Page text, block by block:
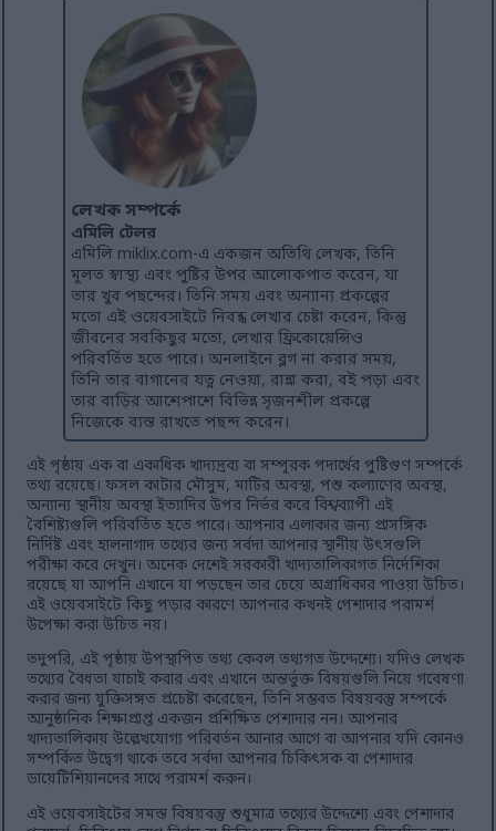
লেখক সম্পর্কে
এমিলি টেলর
এমিলি miklix.com-এ একজন অতিথি লেখক, তিনি
মূলত স্বাস্থ্য এবং পুষ্টির উপর আলোকপাত করেন, যা
তার খুব পছন্দের। তিনি সময় এবং অন্যান্য প্রকল্পের
মতো এই ওয়েবসাইটে নিবন্ধ লেখার চেষ্টা করেন, কিন্তু
জীবনের সবকিছুর মতো, লেখার ফ্রিকোয়েন্সিও
পরিবর্তিত হতে পারে। অনলাইনে ব্লগ না করার সময়,
তিনি তার বাগানের যত্ন নেওয়া, রান্না করা, বই পড়া এবং
তার বাড়ির আশেপাশে বিভিন্ন সৃজনশীল প্রকল্পে
নিজেকে ব্যস্ত রাখতে পছন্দ করেন।
এই পৃষ্ঠায় এক বা একাধিক খাদ্যদ্রব্য বা সম্পূরক পদার্থের পুষ্টিগুণ সম্পর্কে
তথ্য রয়েছে। ফসল কাটার মৌসুম, মাটির অবস্থা, পশু কল্যাণের অবস্থা,
অন্যান্য স্থানীয় অবস্থা ইত্যাদির উপর নির্ভর করে বিশ্বব্যাপী এই
বৈশিষ্ট্যগুলি পরিবর্তিত হতে পারে। আপনার এলাকার জন্য প্রাসঙ্গিক
নির্দিষ্ট এবং হালনাগাদ তথ্যের জন্য সর্বদা আপনার স্থানীয় উৎসগুলি
পরীক্ষা করে দেখুন। অনেক দেশেই সরকারী খাদ্যতালিকাগত নির্দেশিকা
রয়েছে যা আপনি এখানে যা পড়ছেন তার চেয়ে অগ্রাধিকার পাওয়া উচিত।
এই ওয়েবসাইটে কিছু পড়ার কারণে আপনার কখনই পেশাদার পরামর্শ
উপেক্ষা করা উচিত নয়।
তদুপরি, এই পৃষ্ঠায় উপস্থাপিত তথ্য কেবল তথ্যগত উদ্দেশ্যে। যদিও লেখক
তথ্যের বৈধতা যাচাই করার এবং এখানে অন্তর্ভুক্ত বিষয়গুলি নিয়ে গবেষণা
করার জন্য যুক্তিসঙ্গত প্রচেষ্টা করেছেন, তিনি সম্ভবত বিষয়বস্তু সম্পর্কে
আনুষ্ঠানিক শিক্ষাপ্রাপ্ত একজন প্রশিক্ষিত পেশাদার নন। আপনার
খাদ্যতালিকায় উল্লেখযোগ্য পরিবর্তন আনার আগে বা আপনার যদি কোনও
সম্পর্কিত উদ্বেগ থাকে তবে সর্বদা আপনার চিকিৎসক বা পেশাদার
ডায়েটিশিয়ানদের সাথে পরামর্শ করুন।
এই ওয়েবসাইটের সমস্ত বিষয়বস্তু শুধুমাত্র তথ্যের উদ্দেশ্যে এবং পেশাদার